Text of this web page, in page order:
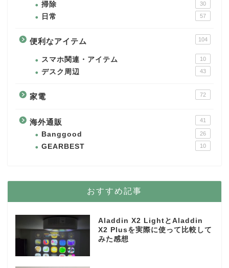
掃除 30
日常 57
便利なアイテム 104
スマホ関連・アイテム 10
デスク周辺 43
家電 72
海外通販 41
Banggood 26
GEARBEST 10
おすすめ記事
Aladdin X2 LightとAladdin
X2 Plusを実際に使って比較して
みた感想